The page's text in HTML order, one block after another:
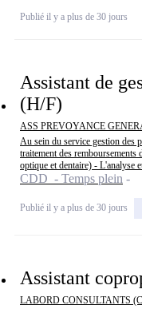
Publié il y a plus de 30 jours
Assistant de
(H/F)
ASS PREVOYANCE
Au sein du service gestion des
traitement des remboursements
optique et dentaire) - L'analyse
CDD - Temps plein
Publié il y a plus de 30 jours
Assistant
LABORD CONSULTANTS